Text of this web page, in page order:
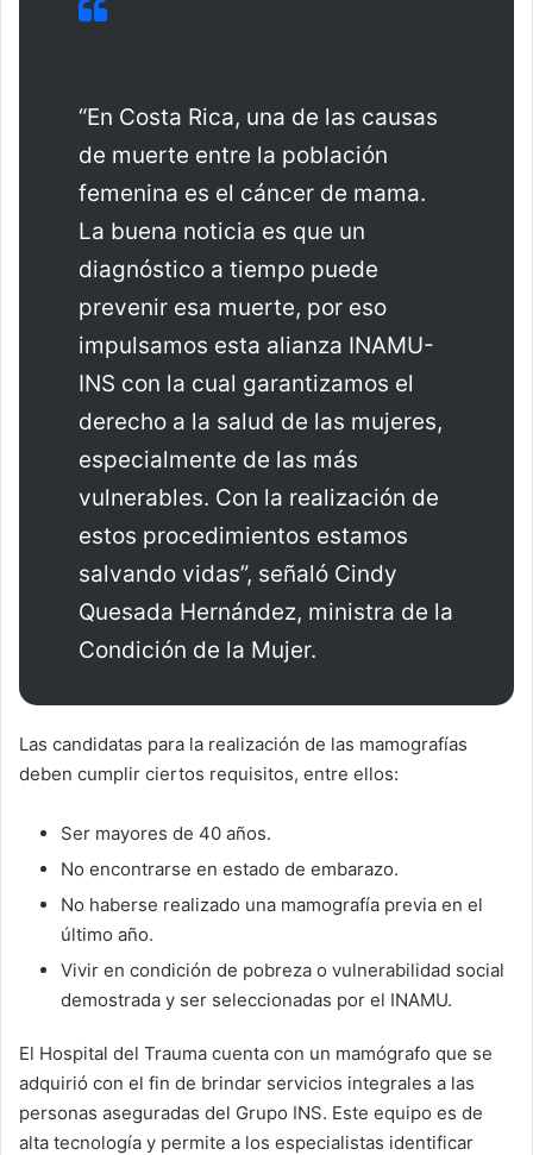
“En Costa Rica, una de las causas
de muerte entre la población
femenina es el cáncer de mama.
La buena noticia es que un
diagnóstico a tiempo puede
prevenir esa muerte, por eso
impulsamos esta alianza INAMU-
INS con la cual garantizamos el
derecho a la salud de las mujeres,
especialmente de las más
vulnerables. Con la realización de
estos procedimientos estamos
salvando vidas”, señaló Cindy
Quesada Hernández, ministra de la
Condición de la Mujer.
Las candidatas para la realización de las mamografías
deben cumplir ciertos requisitos, entre ellos:
Ser mayores de 40 años.
No encontrarse en estado de embarazo.
No haberse realizado una mamografía previa en el
último año.
Vivir en condición de pobreza o vulnerabilidad social
demostrada y ser seleccionadas por el INAMU.
El Hospital del Trauma cuenta con un mamógrafo que se
adquirió con el fin de brindar servicios integrales a las
personas aseguradas del Grupo INS. Este equipo es de
alta tecnología y permite a los especialistas identificar